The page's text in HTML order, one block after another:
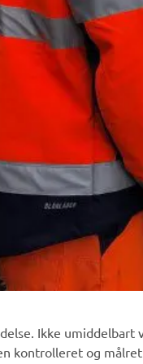
Ikke
kontrolleret og